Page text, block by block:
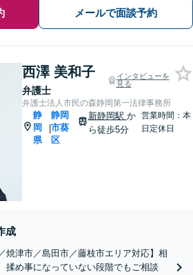
メールで面談予約
西澤 美和子
弁護士
インタビューを
見る
弁護士法人市民の森静岡第一法律事務所
静
岡
県
|
静岡
市葵
区
新静岡駅 か
ら徒歩5分
営業時間：本
日定休日
成
焼津市／島田市／藤枝市エリア対応】相
揉め事になっていない段階でもご相談